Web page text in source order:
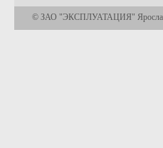
© ЗАО "ЭКСПЛУАТАЦИЯ"